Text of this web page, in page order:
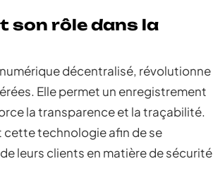
son rôle dans la
décentralisé, révolutionne
Elle permet un enregistrement
la transparence et la traçabilité.
technologie afin de se
leurs clients en matière de sécurité